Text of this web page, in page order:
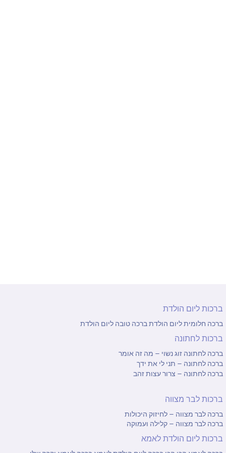
ברכות ליום הולדת
ברכה חלומית ליום הולדתברכה טובה ליום הולדת
ברכות לחתונה
ברכה לחתונה זוג נשוי – מה זה אומר
ברכה לחתונה – תני לי את ידך
ברכה לחתונה – צרור עצות זהב
ברכות לבר מצווה
ברכה לבר מצווה – לחיזוק היכולות
ברכה לבר מצווה – קלילה ועמוקה
ברכות ליום הולדת לאמא